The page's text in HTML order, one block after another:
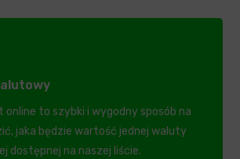
online to szybki i wygodny sposób na
jaka będzie wartość jednej waluty
dostępnej na naszej liście.